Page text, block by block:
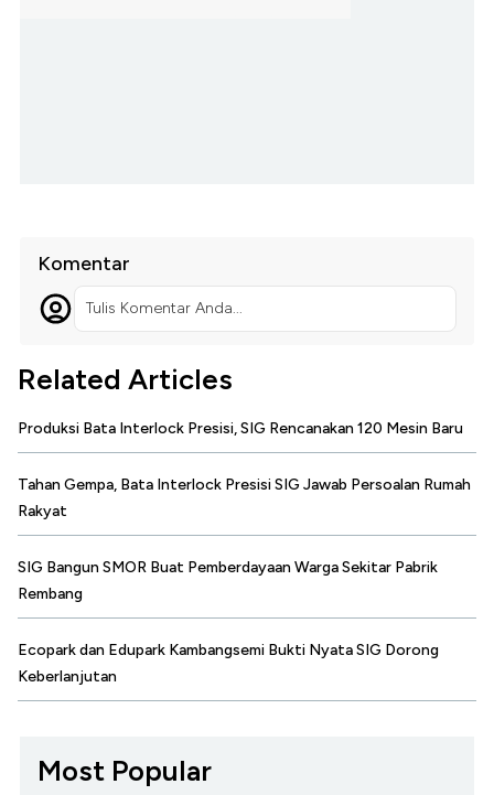
Komentar
Tulis Komentar Anda...
Related Articles
Produksi Bata Interlock Presisi, SIG Rencanakan 120 Mesin Baru
Tahan Gempa, Bata Interlock Presisi SIG Jawab Persoalan Rumah
Rakyat
SIG Bangun SMOR Buat Pemberdayaan Warga Sekitar Pabrik
Rembang
Ecopark dan Edupark Kambangsemi Bukti Nyata SIG Dorong
Keberlanjutan
Most Popular